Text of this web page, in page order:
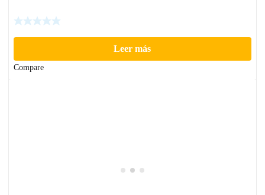
Leer más
Compare